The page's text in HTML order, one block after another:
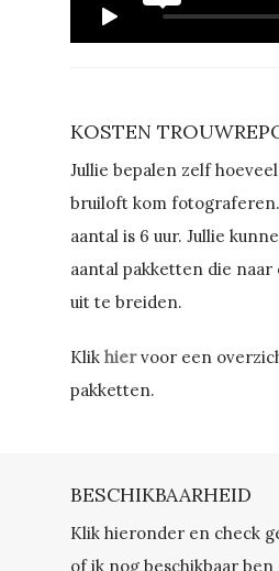
KOSTEN
Jullie bepalen zelf
bruiloft kom
aantal is 6 uur. Jullie
aantal pakketten die
uit te breiden.
Klikhiervoor een
pakketten.
BESCHIKBAARHEID
Klik hieronder en check
of ik nog beschikbaar ben